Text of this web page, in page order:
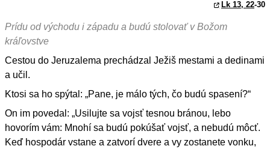
Lk 13, 22-30
Prídu od východu i západu a budú stolovať v Božom
kráľovstve
Cestou do Jeruzalema prechádzal Ježiš mestami a dedinami
a učil.
Ktosi sa ho spýtal: „Pane, je málo tých, čo budú spasení?“
On im povedal: „Usilujte sa vojsť tesnou bránou, lebo
hovorím vám: Mnohí sa budú pokúšať vojsť, a nebudú môcť.
Keď hospodár vstane a zatvorí dvere a vy zostanete vonku,